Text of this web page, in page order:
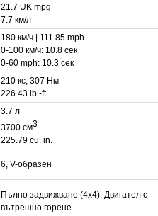
21.7 UK mpg
7.7 км/л
180 км/ч | 111.85 mph
0-100 км/ч: 10.8 сек
0-60 mph: 10.3 сек
210 кс, 307 Нм
226.43 lb.-ft.
3.7 л
3700 см3
225.79 cu. in.
6, V-образен
Пълно задвижване (4x4). Двигател с
вътрешно горене.